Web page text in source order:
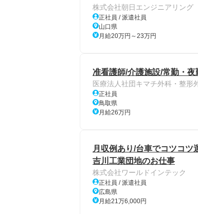
株式会社朝日エンジニアリング
正社員 / 派遣社員
山口県
月給20万円～23万円
准看護師/介護施設/常勤・
医療法人社団キマチ外科・整形
正社員
鳥取県
月給26万円
月収例あり/台車でコツコ
吉川工業団地のお仕事
株式会社ワールドインテック
正社員 / 派遣社員
広島県
月給21万6,000円